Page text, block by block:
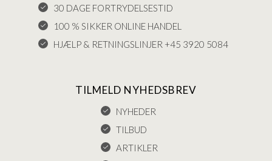
30 DAGE FORTRYDELSESTID
100 % SIKKER ONLINE HANDEL
HJÆLP & RETNINGSLINJER +45 3920 5084
TILMELD NYHEDSBREV
NYHEDER
TILBUD
ARTIKLER